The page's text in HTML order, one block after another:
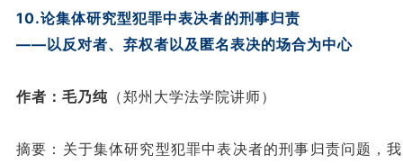
10.论集体研究型犯罪中表决者的刑事归责
——以反对者、弃权者以及匿名表决的场合为中心
作者：毛乃纯 （郑州大学法学院讲师）
摘要：关于集体研究型犯罪中表决者的刑事归责问题，